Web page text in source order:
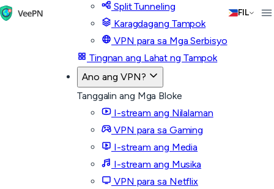
Split Tunneling
Karagdagang Tampok
VPN para sa Mga Serbisyo
Tingnan ang Lahat ng Tampok
Ano ang VPN?
Tanggalin ang Mga Bloke
I-stream ang Nilalaman
VPN para sa Gaming
I-stream ang Media
I-stream ang Musika
VPN para sa Netflix
FIL